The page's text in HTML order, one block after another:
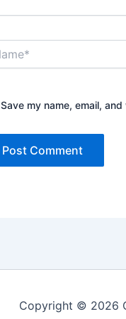
Save my name, email,
Copyright © 2026